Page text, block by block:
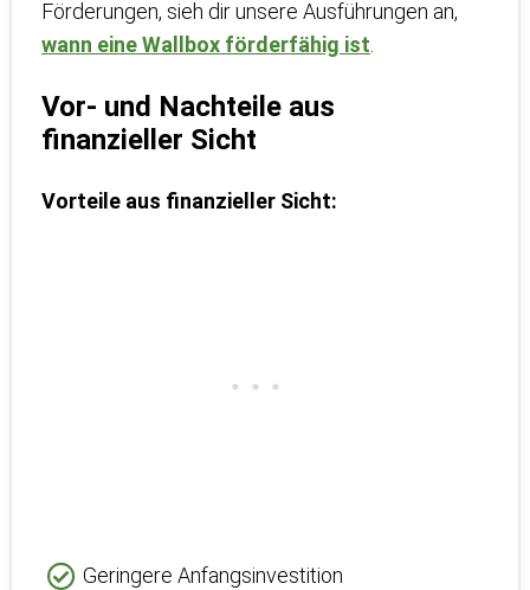
Förderungen, sieh dir unsere Ausführungen an,
wann eine Wallbox förderfähig ist
Vor- und Nachteile aus
finanzieller Sicht
Vorteile aus finanzieller Sicht:
Geringere Anfangsinvestition